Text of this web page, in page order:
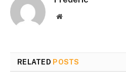
Website
RELATED POSTS